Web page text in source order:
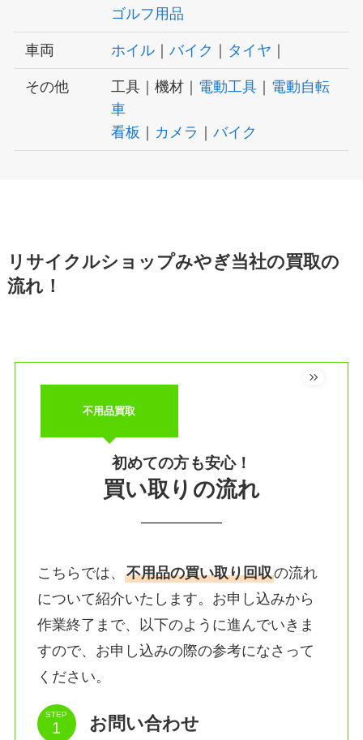
ゴルフ用品
車両 ホイル ｜バイク ｜ タイヤ ｜
その他 工具｜機材｜ 電動工具 ｜ 電動自転
車
看板 ｜ カメラ ｜バイク
リサイクルショップみやぎ当社の買取の
流れ！
不用品買取
初めての方も安心！
買い取りの流れ
こちらでは、 不用品の買い取り回収の流れ
について紹介いたします。お申し込みから
作業終了まで、以下のように進んでいきま
すので、お申し込みの際の参考になさって
ください。
STEP お問い合わせ